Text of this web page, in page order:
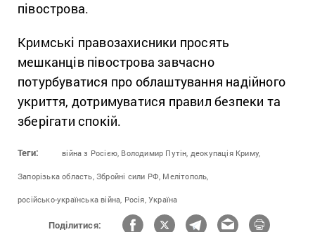
півострова.
Кримські правозахисники просять
мешканців півострова завчасно
потурбуватися про облаштування надійного
укриття, дотримуватися правил безпеки та
зберігати спокій.
Теги: війна з Росією, Володимир Путін, деокупація Криму,
Запорізька область, Збройні сили РФ, Мелітополь,
російсько-українська війна, Росія, Україна
Поділитися: